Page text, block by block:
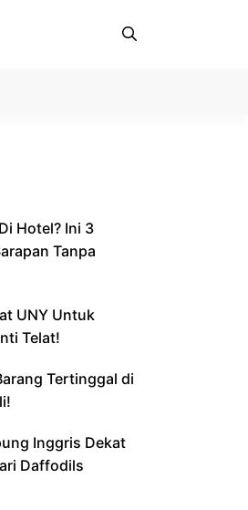
Hotel? Ini 3
Tanpa
UNY Untuk
Telat!
Tertinggal di
Inggris Dekat
Daffodils